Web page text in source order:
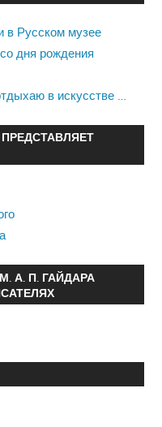
в Русском музее
дня рождения
в искусстве …
А. П. ГАЙДАРА